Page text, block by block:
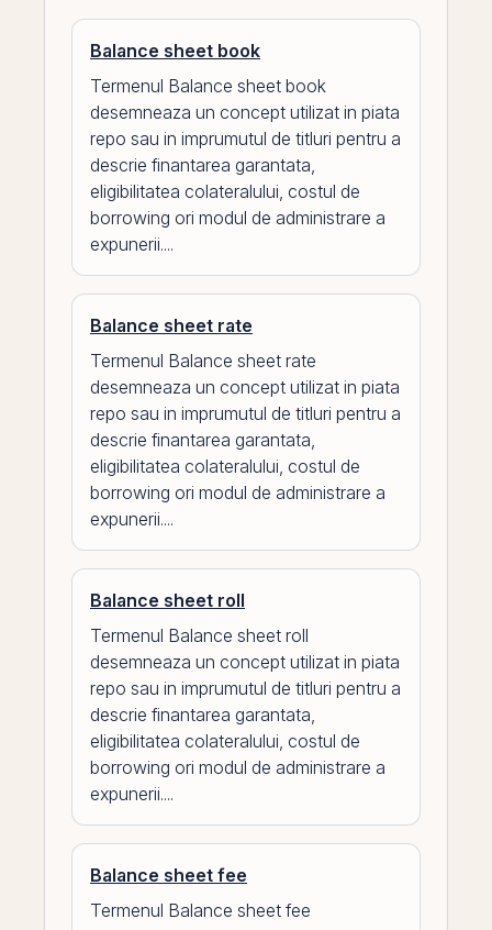
Balance sheet book
Termenul Balance sheet book
desemneaza un concept utilizat in piata
repo sau in imprumutul de titluri pentru a
descrie finantarea garantata,
eligibilitatea colateralului, costul de
borrowing ori modul de administrare a
expunerii....
Balance sheet rate
Termenul Balance sheet rate
desemneaza un concept utilizat in piata
repo sau in imprumutul de titluri pentru a
descrie finantarea garantata,
eligibilitatea colateralului, costul de
borrowing ori modul de administrare a
expunerii....
Balance sheet roll
Termenul Balance sheet roll
desemneaza un concept utilizat in piata
repo sau in imprumutul de titluri pentru a
descrie finantarea garantata,
eligibilitatea colateralului, costul de
borrowing ori modul de administrare a
expunerii....
Balance sheet fee
Termenul Balance sheet fee